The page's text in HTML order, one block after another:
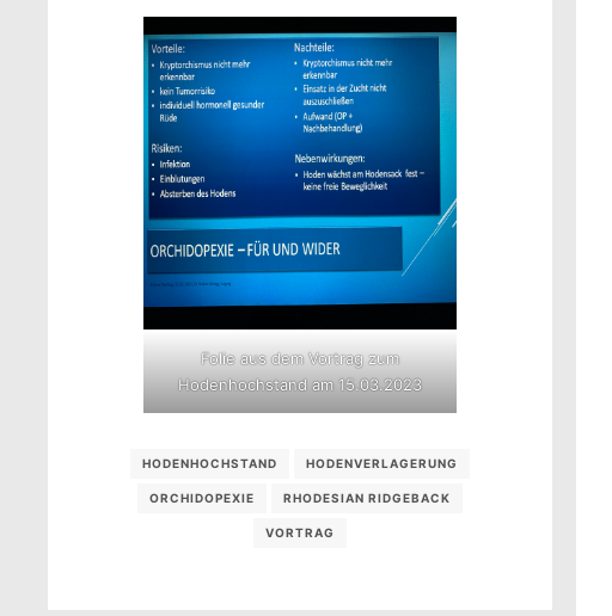
Folie aus dem Vortrag zum
Hodenhochstand am 15.03.2023
HODENHOCHSTAND HODENVERLAGERUNG
ORCHIDOPEXIE RHODESIAN RIDGEBACK
VORTRAG